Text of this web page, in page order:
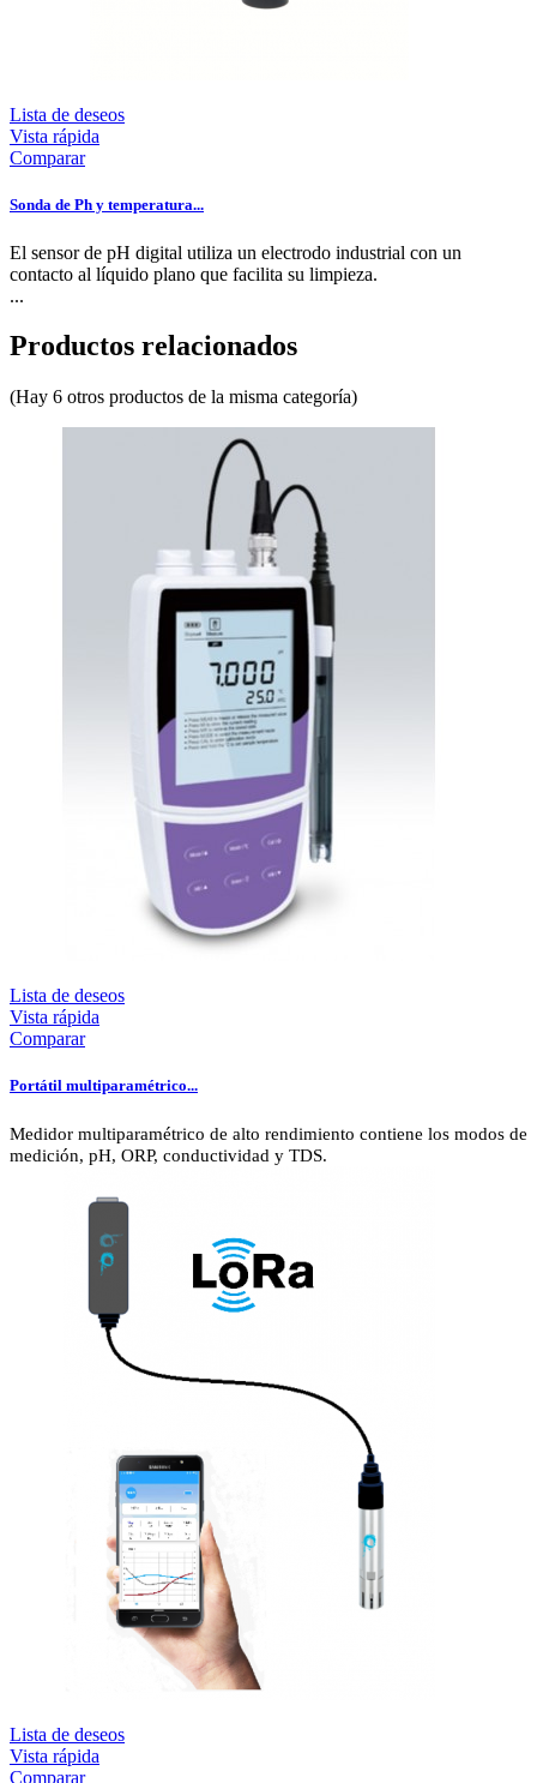
Lista de deseos
Vista rápida
Comparar
Sonda de Ph y temperatura...
El sensor de pH digital utiliza un electrodo industrial con un
contacto al líquido plano que facilita su limpieza.
...
Productos relacionados
(Hay 6 otros productos de la misma categoría)
Lista de deseos
Vista rápida
Comparar
Portátil multiparamétrico...
Medidor multiparamétrico de alto rendimiento contiene los modos de
medición, pH, ORP, conductividad y TDS.
Lista de deseos
Vista rápida
Comparar